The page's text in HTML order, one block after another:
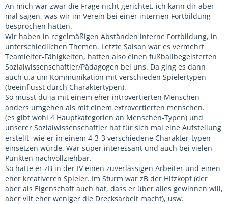
An mich war zwar die Frage nicht gerichtet, ich kann dir aber
mal sagen, was wir im Verein bei einer internen Fortbildung
besprochen hatten.
Wir haben in regelmäßigen Abständen interne Fortbildung, in
unterschiedlichen Themen. Letzte Saison war es vermehrt
Teamleiter-Fähigkeiten, hatten also einen fußballbegeisterten
Sozialwissenschaftler/Pädagogen bei uns. Da ging es dann
auch u.a um Kommunikation mit verschieden Spielertypen
(beeinflusst durch Charaktertypen).
So musst du ja mit einem eher introvertierten Menschen
anders umgehen als mit einem extrovertierten menschen.
(es gibt wohl 4 Hauptkategorien an Menschen-Typen) und
unserer Sozialwissenschaftler hat für sich mal eine Aufstellung
erstellt, wie er in einem 4-3-3 verschiedene Charakter-typen
einsetzen würde. War super interessant und auch bei vielen
Punkten nachvollziehbar.
So hatte er zB in der IV einen zuverlässigen Arbeiter und einen
eher kreativeren Spieler. Im Sturm war zB der Hitzkopf (der
aber als Eigenschaft auch hat, dass er über alles gewinnen will,
aber vllt eher weniger die Drecksarbeit macht), usw.